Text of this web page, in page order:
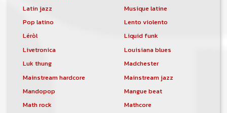
Latin jazz
Musique latine
Pop latino
Lento violento
Léròl
Liquid funk
Livetronica
Louisiana blues
Luk thung
Madchester
Mainstream hardcore
Mainstream jazz
Mandopop
Mangue beat
Math rock
Mathcore
de développement du site, et peut-être
une campagne de communication. Il va
comptabilité sera totalement publique
visible directement sur le site.
Un nouveau service de petites annonces
pour musicien vous est proposé sur le
site. Ce service permet, lorsque vous
êtes musiciens ou un groupe, un
orchestre, DJ, etc... de chercher un/des